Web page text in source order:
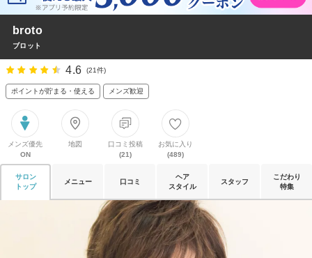
broto
ブロット
4.6 (21件)
ポイントが貯まる・使える メンズ歓迎
メンズ優先
ON
地図
口コミ投稿
(21)
お気に入り
(489)
サロン
トップ
メニュー 口コミ
ヘア
スタイル
スタッフ
こだわり
特集